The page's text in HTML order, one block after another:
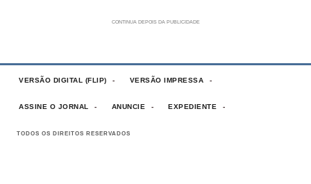
VERSÃO DIGITAL (FLIP) VERSÃO IMPRESSA
ASSINE O JORNAL ANUNCIE EXPEDIENTE
TODOS OS DIREITOS RESERVADOS